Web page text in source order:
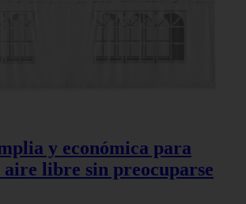
y económica para
libre sin preocuparse